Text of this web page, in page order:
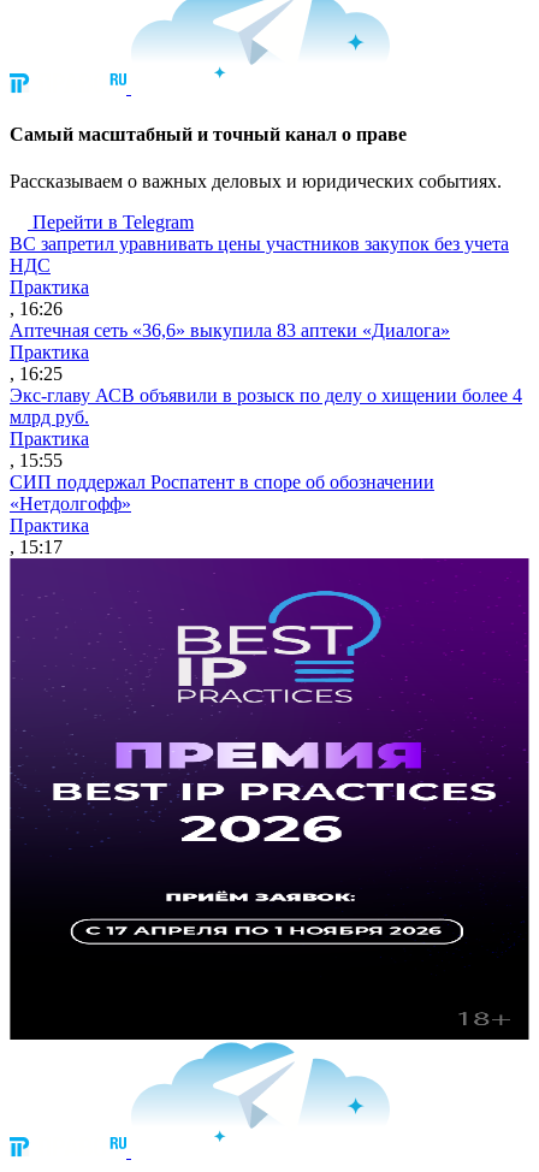
Cамый масштабный и точный канал о праве
Рассказываем о важных деловых и юридических событиях.
Перейти в Telegram
ВС запретил уравнивать цены участников закупок без учета
НДС
Практика
, 16:26
Аптечная сеть «36,6» выкупила 83 аптеки «Диалога»
Практика
, 16:25
Экс-главу АСВ объявили в розыск по делу о хищении более 4
млрд руб.
Практика
, 15:55
СИП поддержал Роспатент в споре об обозначении
«Нетдолгофф»
Практика
, 15:17